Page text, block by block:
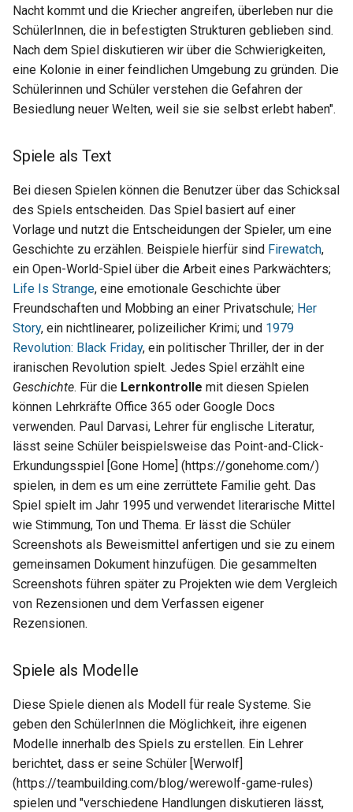
Nacht kommt und die Kriecher angreifen, überleben nur die
SchülerInnen, die in befestigten Strukturen geblieben sind.
Nach dem Spiel diskutieren wir über die Schwierigkeiten,
eine Kolonie in einer feindlichen Umgebung zu gründen. Die
Schülerinnen und Schüler verstehen die Gefahren der
Besiedlung neuer Welten, weil sie sie selbst erlebt haben".
Spiele als Text
Bei diesen Spielen können die Benutzer über das Schicksal
des Spiels entscheiden. Das Spiel basiert auf einer
Vorlage und nutzt die Entscheidungen der Spieler, um eine
Geschichte zu erzählen. Beispiele hierfür sind Firewatch,
ein Open-World-Spiel über die Arbeit eines Parkwächters;
Life Is Strange, eine emotionale Geschichte über
Freundschaften und Mobbing an einer Privatschule; Her
Story, ein nichtlinearer, polizeilicher Krimi; und 1979
Revolution: Black Friday, ein politischer Thriller, der in der
iranischen Revolution spielt. Jedes Spiel erzählt eine
Geschichte. Für die Lernkontrolle mit diesen Spielen
können Lehrkräfte Office 365 oder Google Docs
verwenden. Paul Darvasi, Lehrer für englische Literatur,
lässt seine Schüler beispielsweise das Point-and-Click-
Erkundungsspiel [Gone Home] (https://gonehome.com/)
spielen, in dem es um eine zerrüttete Familie geht. Das
Spiel spielt im Jahr 1995 und verwendet literarische Mittel
wie Stimmung, Ton und Thema. Er lässt die Schüler
Screenshots als Beweismittel anfertigen und sie zu einem
gemeinsamen Dokument hinzufügen. Die gesammelten
Screenshots führen später zu Projekten wie dem Vergleich
von Rezensionen und dem Verfassen eigener
Rezensionen.
Spiele als Modelle
Diese Spiele dienen als Modell für reale Systeme. Sie
geben den SchülerInnen die Möglichkeit, ihre eigenen
Modelle innerhalb des Spiels zu erstellen. Ein Lehrer
berichtet, dass er seine Schüler [Werwolf]
(https://teambuilding.com/blog/werewolf-game-rules)
spielen und "verschiedene Handlungen diskutieren lässt,